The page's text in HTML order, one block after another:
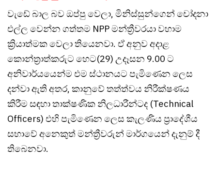
වැඩේ බාල බව ඔප්පු වෙලා, මිනිස්සුන්ගෙන් චෝදනා
එල්ල වෙන්න ගත්තම NPP මන්ත්‍රීවරයා වහාම
ක්‍රියාත්මක වෙලා තියෙනවා. ඒ අනුව අදාළ
කොන්ත්‍රාත්කරුට හෙට(29) උදෑසන 9.00 ට
අනිවාර්යයෙන්ම එම ස්ථානයට පැමිණෙන ලෙස
දන්වා ඇති අතර, කානුවේ තත්ත්වය නිරීක්ෂණය
කිරීම සඳහා තාක්ෂණික නිලධාරීන්ටද (Technical
Officers) එහි පැමිණෙන ලෙස කැලණිය ප්‍රාදේශීය
සභාවේ අනෙකුත් මන්ත්‍රීවරුන් මාර්ගයෙන් දැනුම් දී
තිබෙනවා.